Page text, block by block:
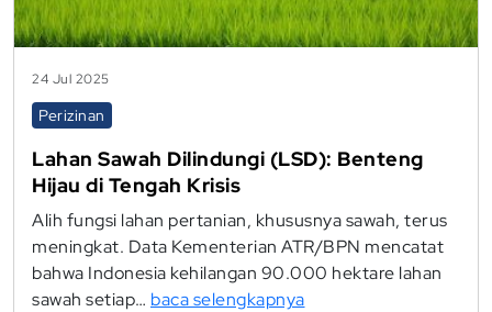
24 Jul 2025
Perizinan
Lahan Sawah Dilindungi (LSD): Benteng
Hijau di Tengah Krisis
Alih fungsi lahan pertanian, khususnya sawah, terus
meningkat. Data Kementerian ATR/BPN mencatat
bahwa Indonesia kehilangan 90.000 hektare lahan
sawah setiap… baca selengkapnya